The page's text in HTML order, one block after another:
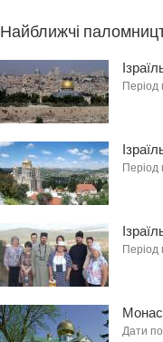
Найближчі
Період
Період
Період
Дати